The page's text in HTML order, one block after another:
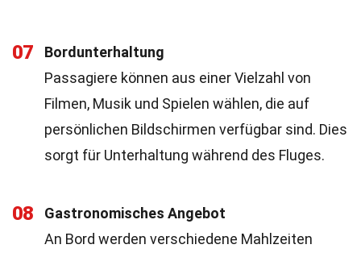
07
Bordunterhaltung
Passagiere können aus einer Vielzahl von
Filmen, Musik und Spielen wählen, die auf
persönlichen Bildschirmen verfügbar sind. Dies
sorgt für Unterhaltung während des Fluges.
08
Gastronomisches Angebot
An Bord werden verschiedene Mahlzeiten